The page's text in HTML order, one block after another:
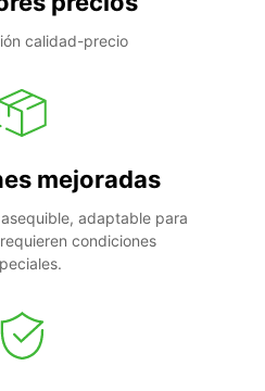
calidad-precio
mejoradas
adaptable para
condiciones